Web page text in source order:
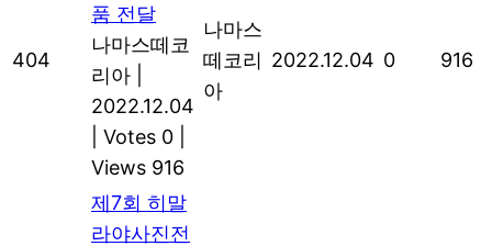
404
품 전달
나마스떼코
리아
2022.12.04
Votes 0
Views 916
나마스
떼코리
아
2022.12.04 0 916
제7회 히말
라야사진전